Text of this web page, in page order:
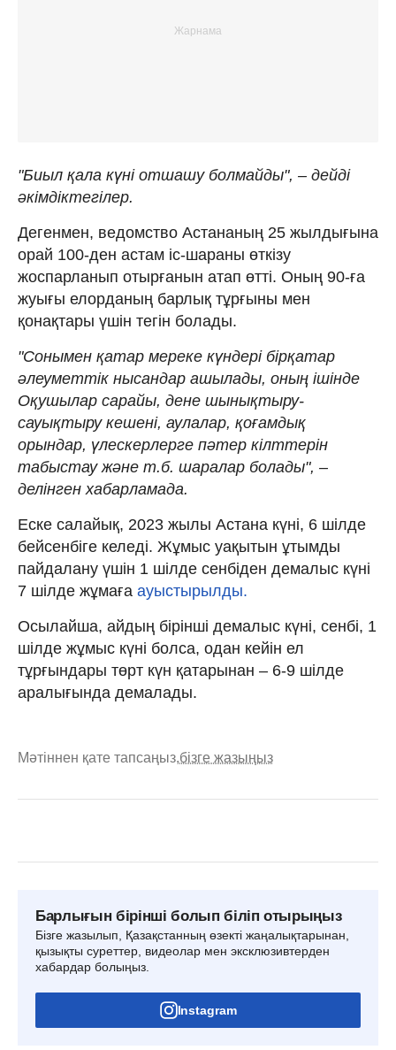
"Биыл қала күні отшашу болмайды", – дейді
әкімдіктегілер.
Дегенмен, ведомство Астананың 25 жылдығына
орай 100-ден астам іс-шараны өткізу
жоспарланып отырғанын атап өтті. Оның 90-ға
жуығы елорданың барлық тұрғыны мен
қонақтары үшін тегін болады.
"Сонымен қатар мереке күндері бірқатар
әлеуметтік нысандар ашылады, оның ішінде
Оқушылар сарайы, дене шынықтыру-
сауықтыру кешені, аулалар, қоғамдық
орындар, үлескерлерге пәтер кілттерін
табыстау және т.б. шаралар болады", –
делінген хабарламада.
Еске салайық, 2023 жылы Астана күні, 6 шілде
бейсенбіге келеді. Жұмыс уақытын ұтымды
пайдалану үшін 1 шілде сенбіден демалыс күні
7 шілде жұмаға ауыстырылды.
Осылайша, айдың бірінші демалыс күні, сенбі, 1
шілде жұмыс күні болса, одан кейін ел
тұрғындары төрт күн қатарынан – 6-9 шілде
аралығында демалады.
Мәтіннен қате тапсаңыз,бізге жазыңыз
Барлығын бірінші болып біліп отырыңыз
Бізге жазылып, Қазақстанның өзекті жаңалықтарынан,
қызықты суреттер, видеолар мен эксклюзивтерден
хабардар болыңыз.
Instagram